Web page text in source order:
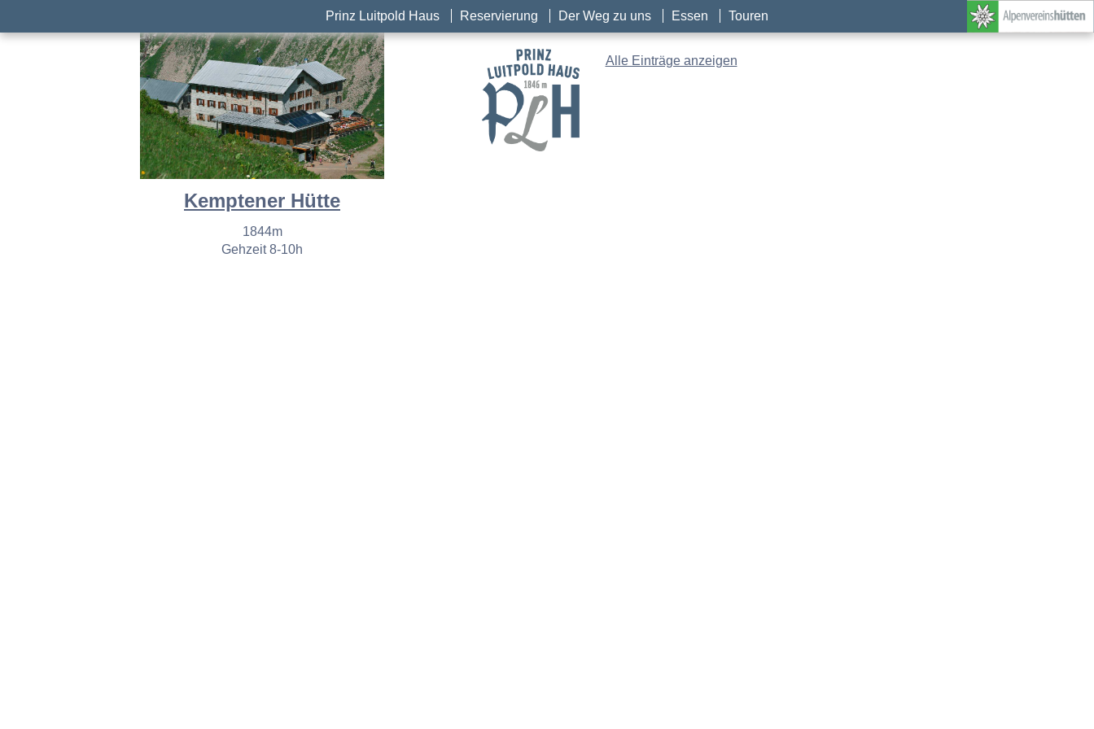
Prinz Luitpold Haus Reservierung Der Weg zu uns Essen Touren
Kemptener Hütte
1844m
Gehzeit 8-10h
Alle Einträge anzeigen